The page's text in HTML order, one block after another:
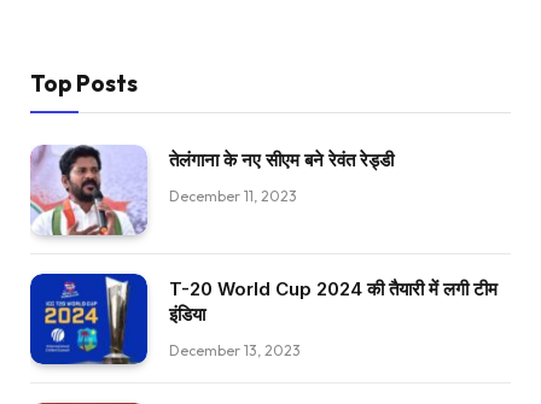
Top Posts
तेलंगाना के नए सीएम बने रेवंत रेड्डी
December 11, 2023
T-20 World Cup 2024 की तैयारी में लगी टीम
इंडिया
December 13, 2023